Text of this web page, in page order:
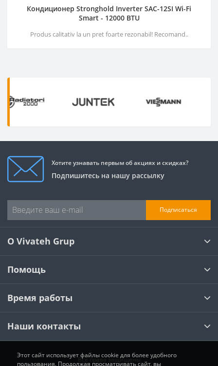
Кондиционер Stronghold Inverter SAC-12SI Wi-Fi
Smart - 12000 BTU
Produs calitativ la un pret foarte rezonabil! Recomand..
Хотите узнавать первым об акциях и скидках?
Подпишитесь на нашу рассылку
Подписаться
О Vivateh Grup
Помощь
Время работы
Наши контакты
Все права защищены
Этот сайт использует файлы cookie для более удобного
пользования. Продолжая просматривать сайт, вы